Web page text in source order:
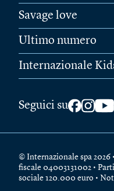
Savage love
Ultimo numero
Internazionale
Seguici su
© Internazionale spa
fiscale 04003131002 •
sociale 120.000 euro •